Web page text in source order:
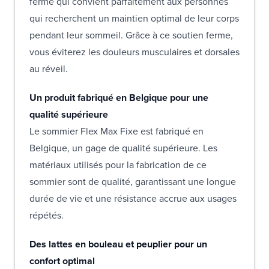
qui recherchent un maintien optimal de leur corps
pendant leur sommeil. Grâce à ce soutien ferme,
vous éviterez les douleurs musculaires et dorsales
au réveil.
Un produit fabriqué en Belgique pour une
qualité supérieure
Le sommier Flex Max Fixe est fabriqué en
Belgique, un gage de qualité supérieure. Les
matériaux utilisés pour la fabrication de ce
sommier sont de qualité, garantissant une longue
durée de vie et une résistance accrue aux usages
répétés.
Des lattes en bouleau et peuplier pour un
confort optimal